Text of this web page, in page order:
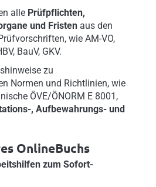
alle Prüfpflichten,
und Fristen aus den
wie AM-VO,
BauV, GKV.
zu
Normen und Richtlinien, wie
ÖVE/ÖNORM E 8001,
, Aufbewahrungs- und
OnlineBuchs
zum Sofort-